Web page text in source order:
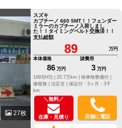
27枚
スズキ
カプチーノ 660 5MT！！フェンダー
ミラーのカプチーノ入荷しまし
た！！タイミングベルト交換済！！
支払総額
89
万円
本体価格
86 万円
諸費用
3 万円
1993(H5) |
20.7万km |
検車検整備付 |
修復無 | 法定含 | 保証付・3ヶ月・3千
km
＼無料／
在庫・見積り 店舗に電話